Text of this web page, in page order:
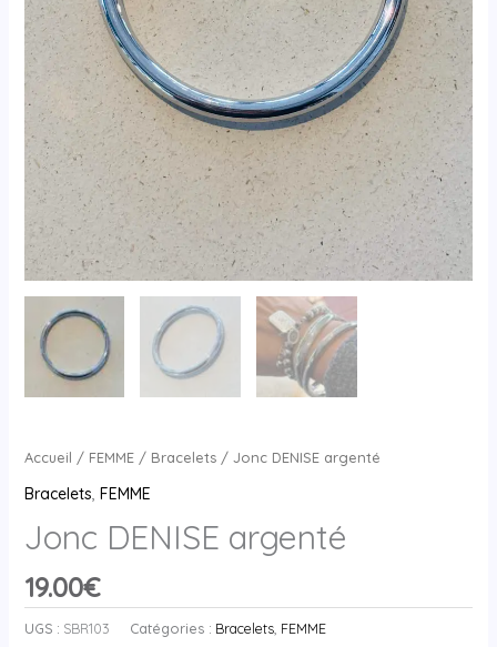
Accueil / FEMME/ Bracelets/ Jonc DENISE argenté
Bracelets, FEMME
Jonc DENISE argenté
19.00€
UGS : SBR103 Catégories : Bracelets, FEMME